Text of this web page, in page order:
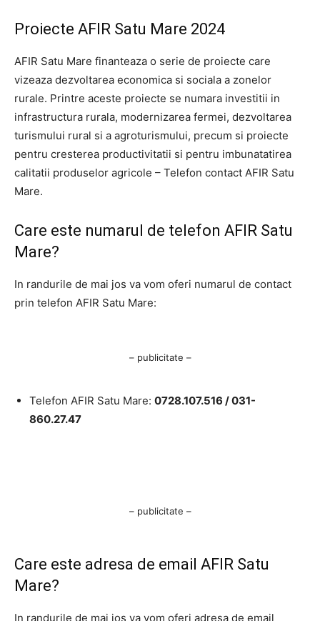
Proiecte AFIR Satu Mare 2024
AFIR Satu Mare finanteaza o serie de proiecte care
vizeaza dezvoltarea economica si sociala a zonelor
rurale. Printre aceste proiecte se numara investitii in
infrastructura rurala, modernizarea fermei, dezvoltarea
turismului rural si a agroturismului, precum si proiecte
pentru cresterea productivitatii si pentru imbunatatirea
calitatii produselor agricole – Telefon contact AFIR Satu
Mare.
Care este numarul de telefon AFIR Satu
Mare?
In randurile de mai jos va vom oferi numarul de contact
prin telefon AFIR Satu Mare:
– publicitate –
Telefon AFIR Satu Mare: 0728.107.516 /031-
860.27.47
– publicitate –
Care este adresa de email AFIR Satu
Mare?
In randurile de mai jos va vom oferi adresa de email